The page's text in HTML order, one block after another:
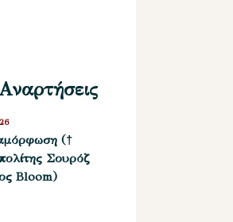
(†
Σουρόζ
Bloom)